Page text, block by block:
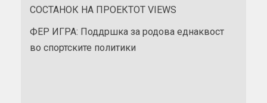
СОСТАНОК НА ПРОЕКТОТ VIEWS
ФЕР ИГРА: Поддршка за родова еднаквост
во спортските политики